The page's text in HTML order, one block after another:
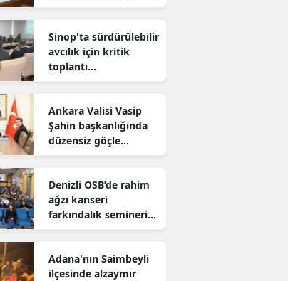
geçiriliyor
Sinop'ta sürdürülebilir
avcılık için kritik
toplantı
gerçekleştirildi
Ankara Valisi Vasip
Şahin başkanlığında
düzensiz göçle
mücadele toplantısı
Denizli OSB’de rahim
ağzı kanseri
farkındalık semineri
düzenlendi
Adana'nın Saimbeyli
ilçesinde alzaymır